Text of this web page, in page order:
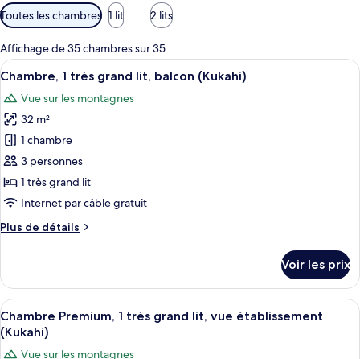
Filtres
disponibles
pour
les
chambres
Toutes les chambres 1 lit 2 lits
Affichage de 35 chambres sur 35
Afficher
toutes
les
photos
pour
ce
type
de
chambre :
Chambre,
grand
lit,
balcon
(Kukahi)
Surmatelas, coffres-forts dans les
6
Chambre, 1 très grand lit, balcon (Kukahi)
Vue sur les montagnes
32 m²
1 chambre
3 personnes
1 très grand lit
Internet par câble gratuit
Plus de détails
Plus
le
type
de
chambre
Chambre,
Voir les prix
Afficher
toutes
les
Surmatelas, coffres-forts dans les
5
Chambre Premium, 1 très grand lit, vue établissement
(Kukahi)
Vue sur les montagnes